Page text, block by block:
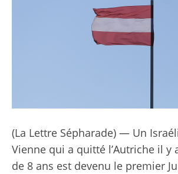
(La Lettre Sépharade) — Un
Vienne qui a quitté l’Autriche il y
de 8 ans est devenu le premier